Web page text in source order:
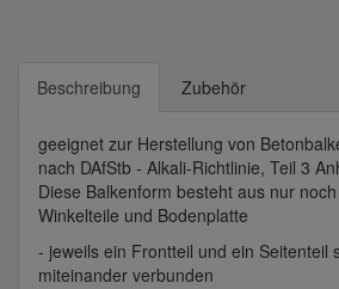
Beschreibung Zubehör
geeignet zur Herstellung von
nach DAfStb - Alkali-Richtlinie, Teil 3
Diese Balkenform besteht aus nur
Winkelteile und Bodenplatte
- jeweils ein Frontteil und ein Seitenteil
miteinander verbunden